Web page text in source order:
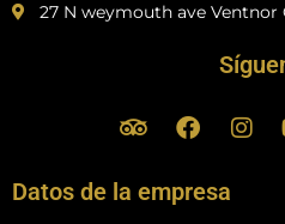
27 N weymouth ave
T
r
p
F
a
e
I
n
Datos de la empresa